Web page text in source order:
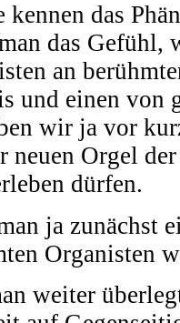
das
das Gefühl,
an
und einen von
wir ja vor
neuen Orgel
dürfen.
ja zunächst
Organisten
weiter